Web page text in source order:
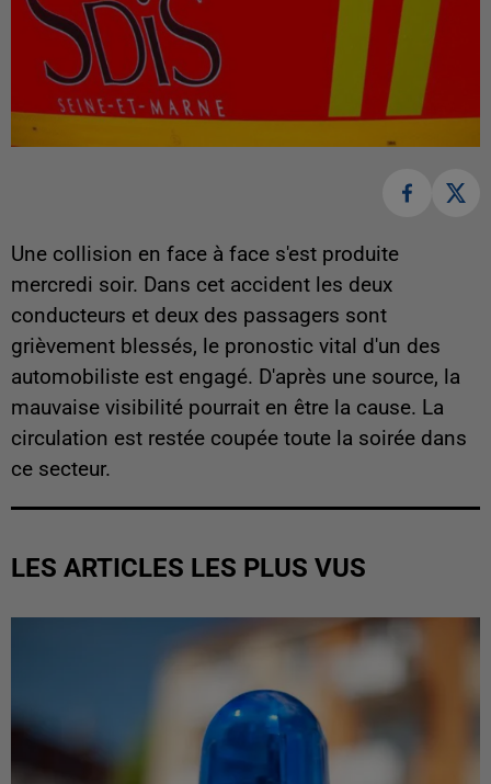
Une collision en face à face s'est produite
mercredi soir. Dans cet accident les deux
conducteurs et deux des passagers sont
grièvement blessés, le pronostic vital d'un des
automobiliste est engagé. D'après une source, la
mauvaise visibilité pourrait en être la cause. La
circulation est restée coupée toute la soirée dans
ce secteur.
LES ARTICLES LES PLUS VUS